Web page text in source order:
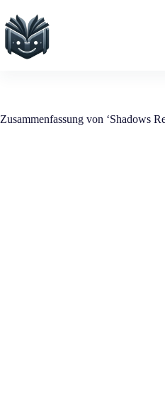
Inhalt
springen
Zusammenfassung von ‘Shadows